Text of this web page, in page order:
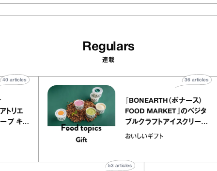
Regulars
連載
atelier
リー アトリエ
ミルクレープ キャ
40
『BONEARTH（ボナー
FOOD MARKET』の
ブルクラフトアイスク
｜真野知子の「おいし
おいしいギフト
36
articles